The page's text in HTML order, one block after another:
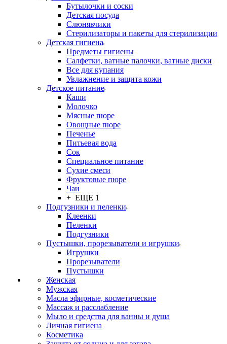
Бутылочки и соски
Детская посуда
Слюнявчики
Стерилизаторы и пакеты для стерилизации
Детская гигиена
Предметы гигиены
Салфетки, ватные палочки, ватные диски
Все для купания
Увлажнение и защита кожи
Детское питание
Каши
Молочко
Мясные пюре
Овощные пюре
Печенье
Питьевая вода
Сок
Специальное питание
Сухие смеси
Фруктовые пюре
Чаи
+ ЕЩЕ 1
Подгузники и пеленки
Клеенки
Пеленки
Подгузники
Пустышки, прорезыватели и игрушки
Игрушки
Прорезыватели
Пустышки
Женская
Мужская
Масла эфирные, косметические
Массаж и расслабление
Мыло и средства для ванны и душа
Личная гигиена
Косметика